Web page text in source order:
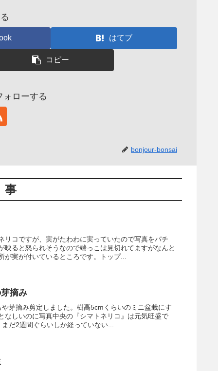
はてブ
コピー
ォローする
bonjour-bonsai
リコですが、実がたわわに実っていたので写真をパチ
映ると怒られそうなので端っこは見切れてますがなんと
実が付いているところです。トップ...
摘み
芽摘み剪定しました。樹高5cmくらいのミニ盆栽にす
なしいのに写真中央の『シマトネリコ』は元気旺盛で
だ2週間ぐらいしか経っていない...